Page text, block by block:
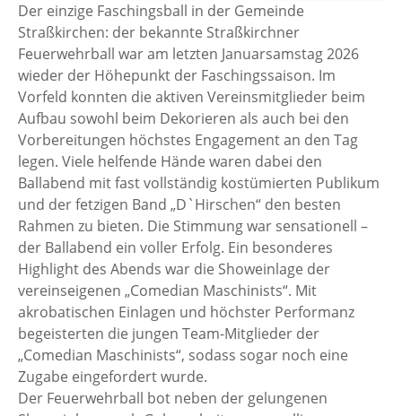
Der einzige Faschingsball in der Gemeinde
Straßkirchen: der bekannte Straßkirchner
Feuerwehrball war am letzten Januarsamstag 2026
wieder der Höhepunkt der Faschingssaison. Im
Vorfeld konnten die aktiven Vereinsmitglieder beim
Aufbau sowohl beim Dekorieren als auch bei den
Vorbereitungen höchstes Engagement an den Tag
legen. Viele helfende Hände waren dabei den
Ballabend mit fast vollständig kostümierten Publikum
und der fetzigen Band „D`Hirschen“ den besten
Rahmen zu bieten. Die Stimmung war sensationell –
der Ballabend ein voller Erfolg. Ein besonderes
Highlight des Abends war die Showeinlage der
vereinseigenen „Comedian Maschinists“. Mit
akrobatischen Einlagen und höchster Performanz
begeisterten die jungen Team-Mitglieder der
„Comedian Maschinists“, sodass sogar noch eine
Zugabe eingefordert wurde.
Der Feuerwehrball bot neben der gelungenen